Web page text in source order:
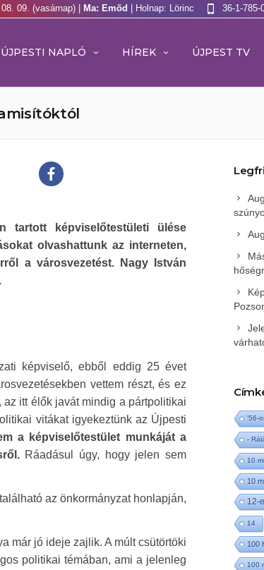
09. (vasárnap) | Ma: Emõd | Holnap: Lörinc 36-1-785-
ÚJPESTI NAPLÓ HÍREK ÚJPEST TV
tartott képviselőtestületi ülése
olvashattunk az interneten,
a városvezetést. Nagy István
képviselő, ebből eddig 25 évet
vettem részt, és ez
itt élők javát mindig a pártpolitikai
vitákat igyekeztünk az Újpesti
a képviselőtestület munkáját a
Ráadásul úgy, hogy jelen sem
az önkormányzat honlapján,
már jó ideje zajlik. A múlt csütörtöki
politikai témában, ami a jelenleg
'56-
-
10
10
12-
14
100
100